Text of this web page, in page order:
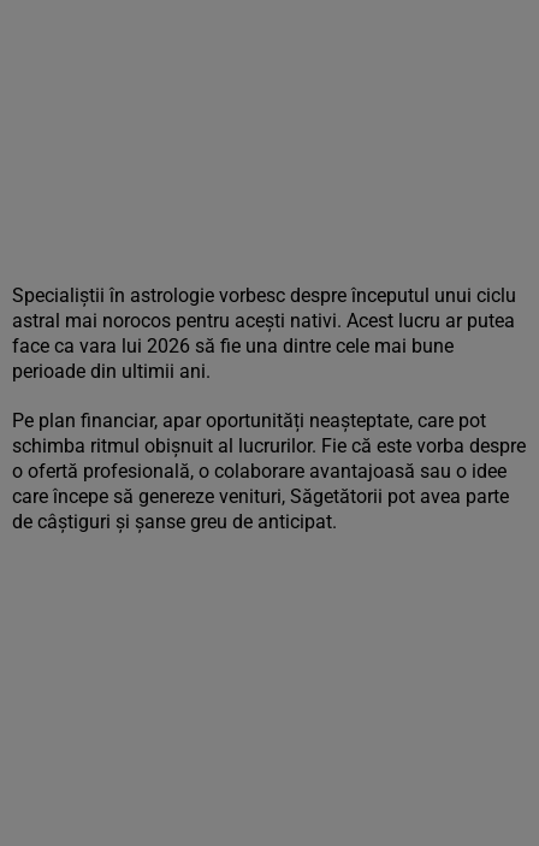
Specialiștii în astrologie vorbesc despre începutul unui ciclu
astral mai norocos pentru acești nativi. Acest lucru ar putea
face ca vara lui 2026 să fie una dintre cele mai bune
perioade din ultimii ani.
Pe plan financiar, apar oportunități neașteptate, care pot
schimba ritmul obișnuit al lucrurilor. Fie că este vorba despre
o ofertă profesională, o colaborare avantajoasă sau o idee
care începe să genereze venituri, Săgetătorii pot avea parte
de câștiguri și șanse greu de anticipat.